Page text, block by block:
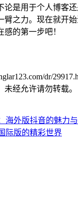
论是用于个人博客
臂之力。现在就开
的第一步吧！
dr/
经允许请勿转载。
海外版抖音的魅力
际版的精彩世界